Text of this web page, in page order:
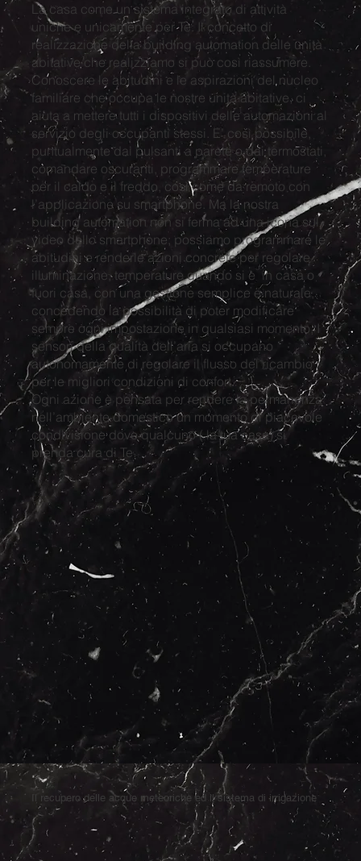
La casa come un sistema integrato di attività
uniche e unicamente per Te. Il concetto di
realizzazione della building automation delle unità
abitative che realizziamo si può così riassumere.
Conoscere le abitudini e le aspirazioni del nucleo
familiare che occupa le nostre unità abitative, ci
aiuta a mettere tutti i dispositivi delle automazioni al
servizio degli occupanti stessi. E’ così possibile,
puntualmente dai pulsanti a parete o dai termostati,
comandare oscuranti, programmare temperature
per il caldo e il freddo, così come da remoto con
l’applicazione su smartphone. Ma la nostra
building automation non si ferma ad una icona sul
video dello smartphone; possiamo programmare le
abitudini e renderle azioni concrete per regolare
illuminazione, temperature quando si è in casa o
fuori casa, con una gestione semplice e naturale,
concedendo la possibilità di poter modificare
sempre ogni impostazione in qualsiasi momento. I
sensori della qualità dell’aria si occupano
autonomamente di regolare il flusso del ricambio
per le migliori condizioni di confort.
Ogni azione è pensata per rendere la permanenza
nell’ambiente domestico un momento di piacevole
condivisione dove qualcuno ( la tua casa) si
prenda cura di Te.
Il recupero delle acque meteoriche ed il sistema di irrigazione